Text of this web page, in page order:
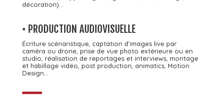
décoration)…
• PRODUCTION AUDIOVISUELLE
Écriture scénaristique, captation d’images live par
caméra ou drone, prise de vue photo extérieure ou en
studio, réalisation de reportages et interviews, montage
et habillage vidéo, post production, animatics, Motion
Design…